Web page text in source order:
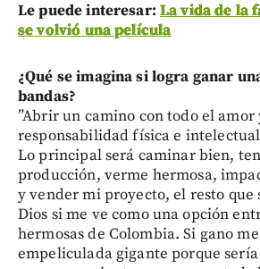
Le puede interesar: La vida de la
se volvió una película
¿Qué se imagina si logra ganar
bandas?
”Abrir un camino con todo el amor
responsabilidad física e
Lo principal será caminar bien,
producción, verme hermosa,
y vender mi proyecto, el resto que
Dios si me ve como una opción
hermosas de Colombia. Si gano
empeliculada gigante porque